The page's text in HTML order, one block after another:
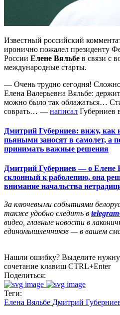
Известный российский
иронично пожалел президенту
России Елене Вяльбе в связи с
международные старты.
— Очень трудно сегодня!
Елена Валерьевна Вяльбе:
можно было так облажаться…
соврать… — написал Губерниев
Дмитрий Губерниев: вижу, как
пьяными заносят в самолет, а
принимать важные решения
Дмитрий Губерниев — о Елене
склонный к раболепию, она
внимание начальства
За ключевыми событиями
также удобно следить в
видео, главные новости в
единомышленников — в вашем
Нашли ошибку? Выделите
сочетание клавиш CTRL+Enter
Поделиться:
Теги:
Елена Вяльбе Дмитрий